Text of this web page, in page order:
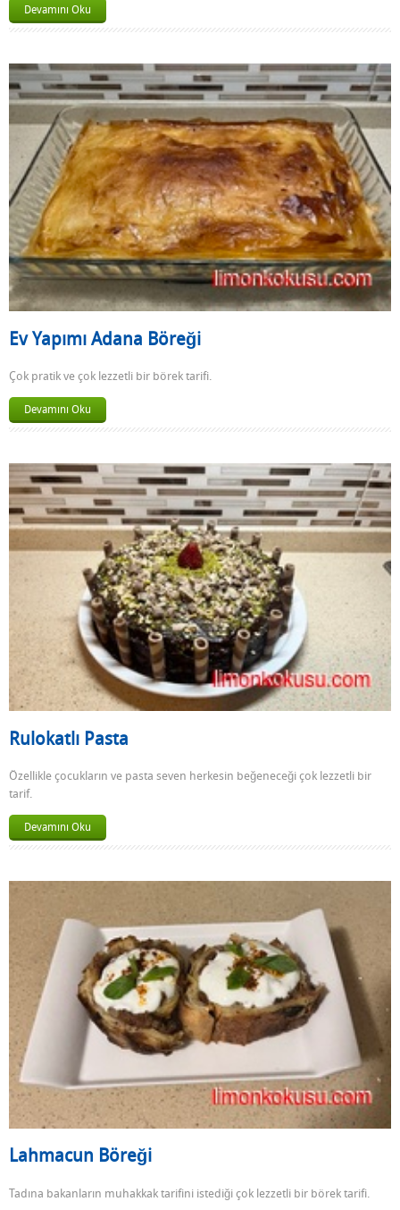
Devamını Oku
Ev Yapımı Adana Böreği
Çok pratik ve çok lezzetli bir börek tarifi.
Devamını Oku
Rulokatlı Pasta
Özellikle çocukların ve pasta seven herkesin beğeneceği çok lezzetli bir
tarif.
Devamını Oku
Lahmacun Böreği
Tadına bakanların muhakkak tarifini istediği çok lezzetli bir börek tarifi.